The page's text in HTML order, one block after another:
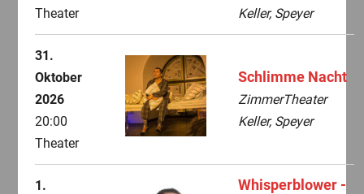
Theater
Keller, Speyer
31.
Oktober
2026
20:00
Theater
Schlimme Nacht
ZimmerTheater
Keller, Speyer
1.
Whisperblower -